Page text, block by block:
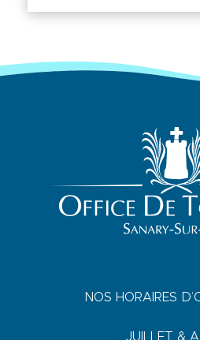
NOS HORAIRES
JUILLET &